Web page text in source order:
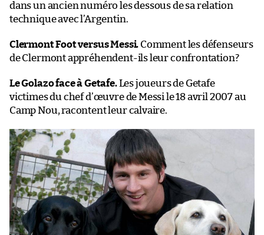
dans un ancien numéro les dessous de sa relation
technique avec l’Argentin.
Clermont Foot versus Messi. Comment les défenseurs
de Clermont appréhendent-ils leur confrontation?
Le Golazo face à Getafe.Les joueurs de Getafe
victimes du chef d’œuvre de Messi le 18 avril 2007 au
Camp Nou, racontent leur calvaire.